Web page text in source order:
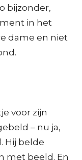
bijzonder,
in het
dame en niet
voor zijn
– nu ja,
Hij belde
met beeld. En